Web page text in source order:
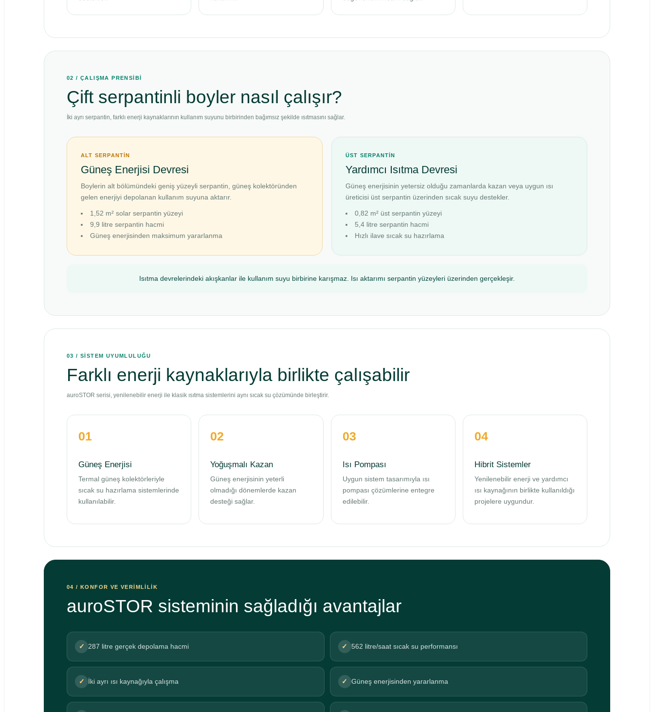
02 / ÇALIŞMA PRENSİBİ
Çift serpantinli boyler nasıl çalışır?
İki ayrı serpantin, farklı enerji kaynaklarının kullanım suyunu birbirinden bağımsız şekilde ısıtmasını sağlar.
ALT SERPANTİN
Güneş Enerjisi Devresi
Boylerin alt bölümündeki geniş yüzeyli serpantin, güneş kolektöründen
gelen enerjiyi depolanan kullanım suyuna aktarır.
1,52 m² solar serpantin yüzeyi
9,9 litre serpantin hacmi
Güneş enerjisinden maksimum yararlanma
ÜST SERPANTİN
Yardımcı Isıtma Devresi
Güneş enerjisinin yetersiz olduğu zamanlarda kazan veya uygun ısı
üreticisi üst serpantin üzerinden sıcak suyu destekler.
0,82 m² üst serpantin yüzeyi
5,4 litre serpantin hacmi
Hızlı ilave sıcak su hazırlama
Isıtma devrelerindeki akışkanlar ile kullanım suyu birbirine karışmaz. Isı aktarımı serpantin yüzeyleri üzerinden gerçekleşir.
03 / SİSTEM UYUMLULUĞU
Farklı enerji kaynaklarıyla birlikte çalışabilir
auroSTOR serisi, yenilenebilir enerji ile klasik ısıtma sistemlerini aynı sıcak su çözümünde birleştirir.
01
Güneş Enerjisi
Termal güneş kolektörleriyle
sıcak su hazırlama sistemlerinde
kullanılabilir.
02
Yoğuşmalı Kazan
Güneş enerjisinin yeterli
olmadığı dönemlerde kazan
desteği sağlar.
03
Isı Pompası
Uygun sistem tasarımıyla ısı
pompası çözümlerine entegre
edilebilir.
04
Hibrit Sistemler
Yenilenebilir enerji ve yardımcı
ısı kaynağının birlikte kullanıldığı
projelere uygundur.
04 / KONFOR VE VERİMLİLİK
auroSTOR sisteminin sağladığı avantajlar
✓ 287 litre gerçek depolama hacmi ✓ 562 litre/saat sıcak su performansı
✓ İki ayrı ısı kaynağıyla çalışma ✓ Güneş enerjisinden yararlanma